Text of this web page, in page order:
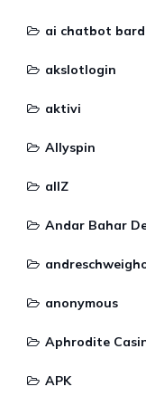
ai chatbot bard
akslotlogin
aktivi
Allyspin
allZ
Andar Bahar
anonymous
Aphrodite
APK